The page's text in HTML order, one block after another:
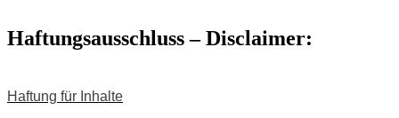
Haftungsausschluss – Disclaimer:
Haftung für Inhalte